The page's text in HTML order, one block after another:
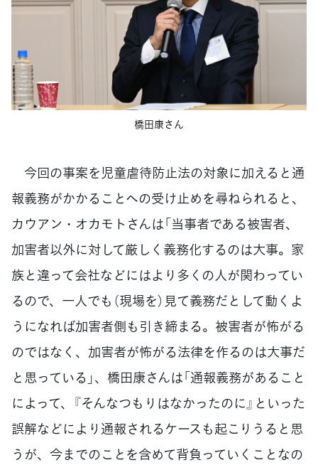
橋田康さん
今回の事案を児童虐待防止法の対象に加えると通
報義務がかかることへの受け止めを尋ねられると、
カウアン・オカモトさんは「当事者である被害者、
加害者以外に対して厳しく義務化するのは大事。家
族と違って会社などにはより多くの人が関わってい
るので、一人でも（現場を）見て義務だとして動くよ
うになれば加害者側も引き締まる。被害者が怖がる
のではなく、加害者が怖がる法律を作るのは大事だ
と思っている」、橋田康さんは「通報義務があること
によって、『そんなつもりはなかったのに』といった
誤解などにより通報されるケースも起こりうると思
うが、今までのことを含めて背負っていくことなの